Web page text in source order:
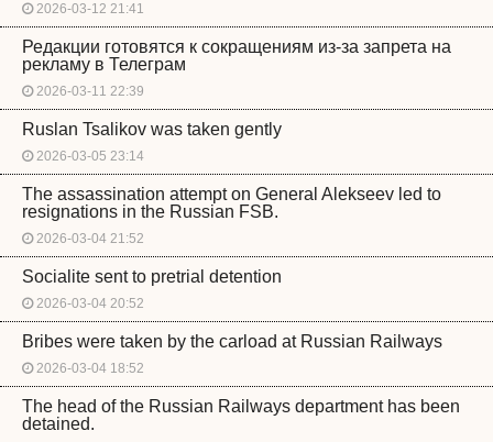
2026-03-12 21:41
Редакции готовятся к сокращениям из-за запрета на
рекламу в Телеграм
2026-03-11 22:39
Ruslan Tsalikov was taken gently
2026-03-05 23:14
The assassination attempt on General Alekseev led to
resignations in the Russian FSB.
2026-03-04 21:52
Socialite sent to pretrial detention
2026-03-04 20:52
Bribes were taken by the carload at Russian Railways
2026-03-04 18:52
The head of the Russian Railways department has been
detained.